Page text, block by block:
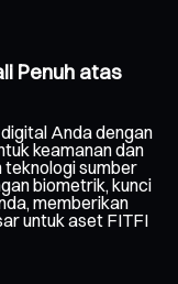
Penuh atas
Anda dengan
keamanan dan
teknologi sumber
biometrik, kunci
memberikan
untuk aset FITFI